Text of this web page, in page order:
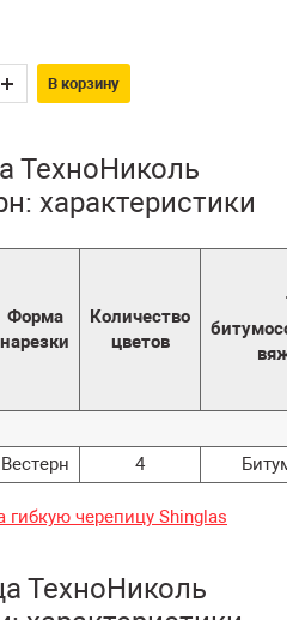
В корзину
ТехноНиколь
характеристики
Форма
нарезки
Количество
цветов
Вестерн 4
гибкую черепицу Shinglas
ТехноНиколь